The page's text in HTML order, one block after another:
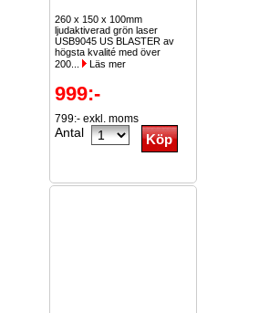
260 x 150 x 100mm
ljudaktiverad grön laser
USB9045 US BLASTER av
högsta kvalité med över
200...
Läs mer
999:-
799:- exkl. moms
Antal